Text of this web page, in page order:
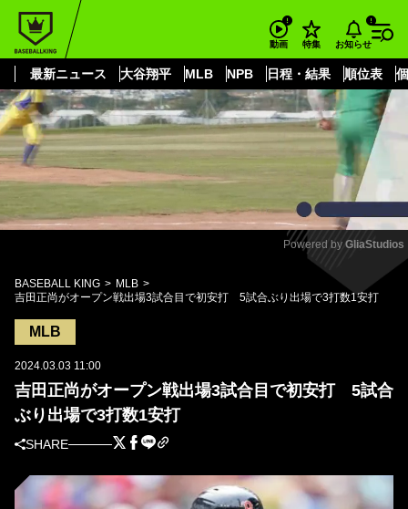
動画 特集 お知らせ
最新ニュース 大谷翔平 MLB NPB 日程・結果 順位表
もっと見る
Mute
Powered by GliaStudios
BASEBALL KING
MLB
吉田正尚がオープン戦出場3試合目で初安打 5試合ぶり出場で3打数1安打
MLB
2024.03.03 11:00
吉田正尚がオープン戦出場3試合目で初安打 5試合
ぶり出場で3打数1安打
SHARE